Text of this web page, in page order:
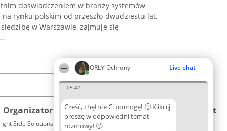
ORŁY Ochrony Live chat
05:42
Cześć, chętnie Ci pomogę! 🙂 Kliknij
proszę w odpowiedni temat
rozmowy! 🙂
doświadczeniem w branży systemów
rynku polskim od przeszło dwudziestu lat.
w Warszawie, zajmuje się
Organizator plebiscytu
Side Solutions sp. z o. o. sp. k.
Plebiscyt Kontakt